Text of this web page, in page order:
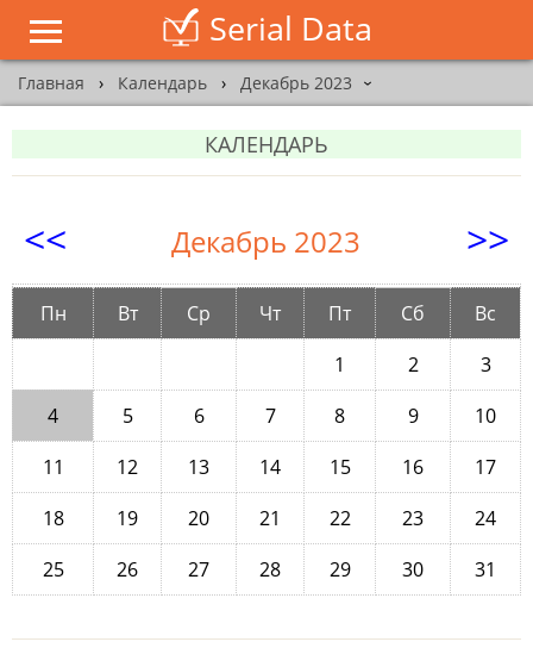
Serial Data
Главная › Календарь › Декабрь 2023 ›
КАЛЕНДАРЬ
<< Декабрь 2023 >>
Пн Вт Ср Чт Пт Сб
Вс
1
2
3
4
5 6 7 8 9
10
11
12 13 14 15 16
17
18
19 20 21 22 23
24
25
26 27 28 29 30 31